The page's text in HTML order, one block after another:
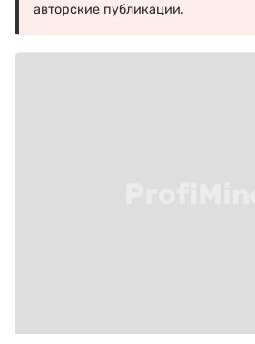
авторские публикации.